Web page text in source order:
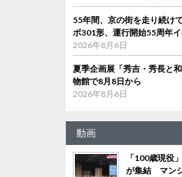
55年間、京の街を走り続
ボ301形、運行開始55周年
2026年8月6日
夏季企画展「秀吉・秀長と
物館で8月8日から
2026年8月6日
動画
「100歳現役
が集結 マン